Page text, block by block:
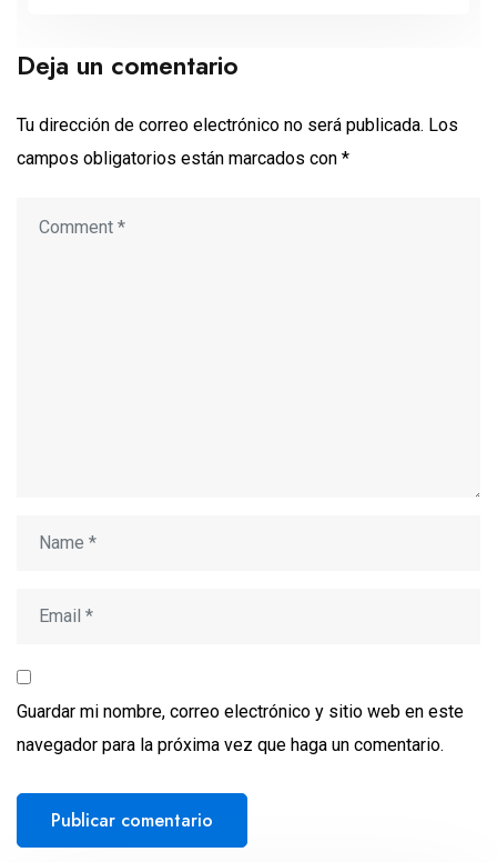
Deja un comentario
Tu dirección de correo electrónico no será publicada. Los
campos obligatorios están marcados con *
Guardar mi nombre, correo electrónico y sitio web en este
navegador para la próxima vez que haga un comentario.